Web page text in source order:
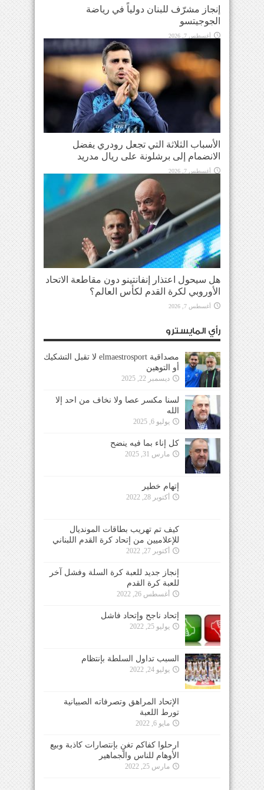
إنجاز مشرّف للبنان دولياً في رياضة
الجوجيتسو
أغسطس 7, 2026
الأسباب الثلاثة التي تجعل رودري يفضل
الانضمام إلى برشلونة على ريال مدريد
أغسطس 7, 2026
هل سيحول اعتذار إنفانتينو دون مقاطعة الاتحاد
الأوروبي لكرة القدم لكأس العالم؟
أغسطس 7, 2026
رأي المايسترو
مصداقية elmaestrosport لا تقبل التشكيك
أو التوهين
ديسمبر 22, 2025
لسنا مكسر عصا ولا نخاف من احد إلا
الله
يوليو 6, 2025
كل إناء بما فيه ينضح
مارس 31, 2025
إتهام خطير
أكتوبر 28, 2022
كيف تم تهريب بطاقات المونديال
للإعلاميين من إتحاد كرة القدم اللبناني
أكتوبر 27, 2022
إنجاز جديد للعبة كرة السلة وفشل آخر
للعبة كرة القدم
أغسطس 26, 2022
إتحاد ناجح وإتحاد فاشل
يوليو 25, 2022
السبب تداول السلطة بإنتظام
يوليو 24, 2022
الإتحاد المراهق وتصرفاته الصبيانية
تورط اللعبة
مايو 6, 2022
ارحلوا كفاكم تغنٍ بإنتصارات كاذبة وبيع
الأوهام للناس والجماهير
مارس 25, 2022